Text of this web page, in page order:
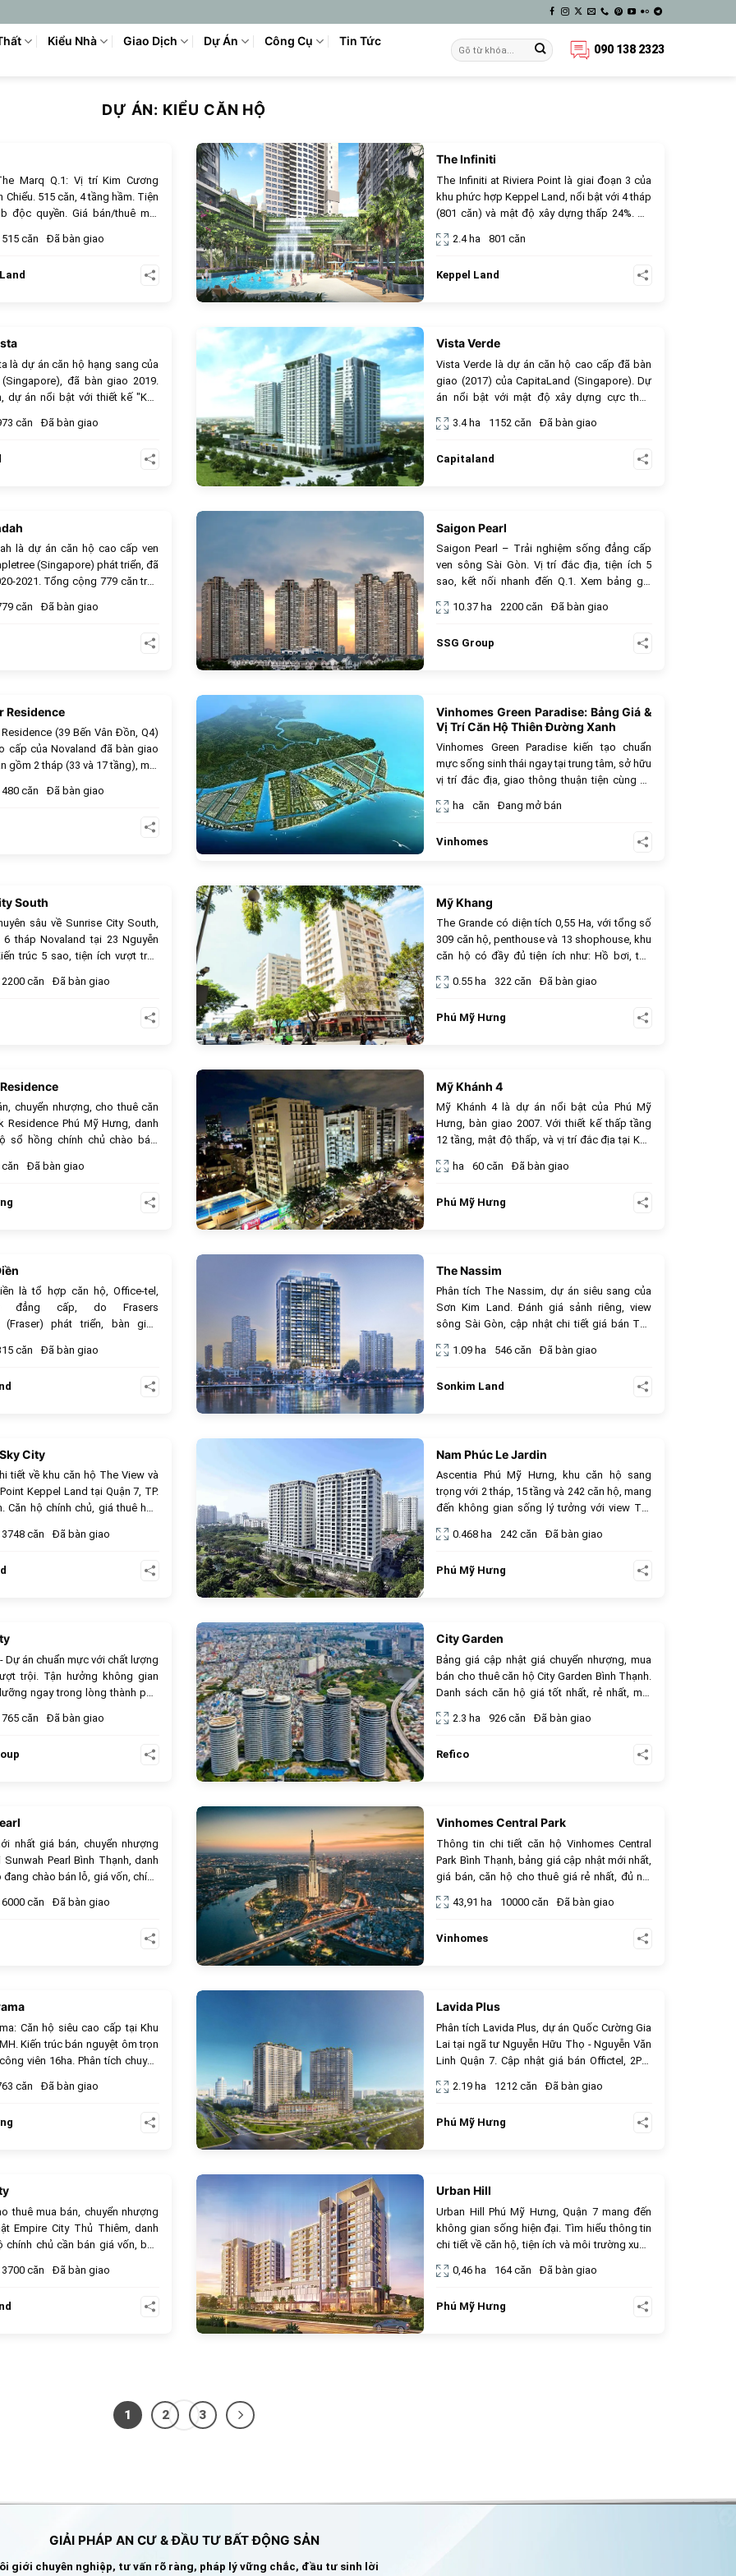
Kiểu Nhà Giao Dịch Dự Án Công Cụ Tin Tức
090 138 2323
DỰ ÁN: KIỂU CĂN HỘ
Marq Q.1: Vị trí Kim Cương
Chiểu. 515 căn, 4 tầng hầm. Tiện
độc quyền. Giá bán/thuê mới
515 căn Đã bàn giao
The Infiniti
The Infiniti at Riviera Point là giai đoạn 3 của
khu phức hợp Keppel Land, nổi bật với 4 tháp
(801 căn) và mật độ xây dựng thấp 24%. Dự
thống 40+ tiện ích resort độc đáo như hồ bơi
quốc tế, The Infiniti là lựa chọn hàng đầu cho
2.4 ha 801 căn
Keppel Land
là dự án căn hộ hạng sang của
(Singapore), đã bàn giao 2019.
dự án nổi bật với thiết kế "Khu
Hồ bơi Nước Mặn và Rạp chiếu
tiện đến Thủ Thiêm và Quận 1.
căn Đã bàn giao
Vista Verde
Vista Verde là dự án căn hộ cao cấp đã bàn
giao (2017) của CapitaLand (Singapore). Dự
án nổi bật với mật độ xây dựng cực thấp
Gym 360 độ và khu thương mại Faifo Lane. Vị
chóng đến cầu Thủ Thiêm và khu đô thị Thủ
3.4 ha 1152 căn Đã bàn giao
Capitaland
là dự án căn hộ cao cấp ven
(Singapore) phát triển, đã
2021. Tổng cộng 779 căn trên
tiện ích tại tầng 3, bao gồm
Lợi liền kề khu hành chính, kết
căn Đã bàn giao
Saigon Pearl
Saigon Pearl – Trải nghiệm sống đẳng cấp
ven sông Sài Gòn. Vị trí đắc địa, tiện ích 5
sao, kết nối nhanh đến Q.1. Xem bảng giá
10.37 ha 2200 căn Đã bàn giao
SSG Group
Residence
(39 Bến Vân Đồn, Q4)
cấp của Novaland đã bàn giao
gồm 2 tháp (33 và 17 tầng), mật
từ Office-tel (30-45m²) đến căn
trực diện Quận 1 và kết nối
480 căn Đã bàn giao
224
Vinhomes Green Paradise: Bảng Giá &
Vị Trí Căn Hộ Thiên Đường Xanh
Vinhomes Green Paradise kiến tạo chuẩn
mực sống sinh thái ngay tại trung tâm, sở hữu
vị trí đắc địa, giao thông thuận tiện cùng hệ
bơi, gym, trường học, bệnh viện, TTTM). Dự
ha căn Đang mở bán
Vinhomes
South
sâu về Sunrise City South,
6 tháp Novaland tại 23 Nguyễn
trúc 5 sao, tiện ích vượt trội,
2200 căn Đã bàn giao
Mỹ Khang
The Grande có diện tích 0,55 Ha, với tổng số
309 căn hộ, penthouse và 13 shophouse, khu
căn hộ có đầy đủ tiện ích như: Hồ bơi, thư
BBQ, khu vui chơi cho trẻ em, phòng chơi
shophouse, cửa sổ bộ, tầng hầm để xe và
0.55 ha 322 căn Đã bàn giao
Phú Mỹ Hưng
chuyển nhượng, cho thuê căn
Residence Phú Mỹ Hưng, danh
sổ hồng chính chủ chào bán,
căn Đã bàn giao
Mỹ Khánh 4
Mỹ Khánh 4 là dự án nổi bật của Phú Mỹ
Hưng, bàn giao 2007. Với thiết kế thấp tầng
12 tầng, mật độ thấp, và vị trí đắc địa tại Khu
Đức Cảnh), dự án mang lại không gian sống
hưởng trọn tiện ích ngoại khu Phú Mỹ Hưng.
ha 60 căn Đã bàn giao
Phú Mỹ Hưng
là tổ hợp căn hộ, Office-tel,
đẳng cấp, do Frasers
(Fraser) phát triển, bàn giao
(THE GYMNASIUM, Hồ bơi vô
giá bán, giá thuê mới nhất
căn Đã bàn giao
The Nassim
Phân tích The Nassim, dự án siêu sang của
Sơn Kim Land. Đánh giá sảnh riêng, view
sông Sài Gòn, cập nhật chi tiết giá bán The
1.09 ha 546 căn Đã bàn giao
Sonkim Land
City
tiết về khu căn hộ The View và
Keppel Land tại Quận 7, TP.
Căn hộ chính chủ, giá thuê hấp
3748 căn Đã bàn giao
Nam Phúc Le Jardin
Ascentia Phú Mỹ Hưng, khu căn hộ sang
trọng với 2 tháp, 15 tầng và 242 căn hộ, mang
đến không gian sống lý tưởng với view Tây
0.468 ha 242 căn Đã bàn giao
Phú Mỹ Hưng
Dự án chuẩn mực với chất lượng
trội. Tận hưởng không gian
ngay trong lòng thành phố
chơi trẻ em. Thiết kế căn hộ
bạch, sổ hồng sở hữu lâu dài.
765 căn Đã bàn giao
City Garden
Bảng giá cập nhật giá chuyển nhượng, mua
bán cho thuê căn hộ City Garden Bình Thạnh.
Danh sách căn hộ giá tốt nhất, rẻ nhất, mới
2.3 ha 926 căn Đã bàn giao
Refico
nhất giá bán, chuyển nhượng
Pearl Bình Thạnh, danh
chào bán lỗ, giá vốn, chính
6000 căn Đã bàn giao
Vinhomes Central Park
Thông tin chi tiết căn hộ Vinhomes Central
Park Bình Thạnh, bảng giá cập nhật mới nhất,
giá bán, căn hộ cho thuê giá rẻ nhất, đủ nội
43,91 ha 10000 căn Đã bàn giao
Vinhomes
Căn hộ siêu cao cấp tại Khu
Kiến trúc bán nguyệt ôm trọn
viên 16ha. Phân tích chuyên
căn Đã bàn giao
Lavida Plus
Phân tích Lavida Plus, dự án Quốc Cường Gia
Lai tại ngã tư Nguyễn Hữu Thọ - Nguyễn Văn
Linh Quận 7. Cập nhật giá bán Offictel, 2PN,
2.19 ha 1212 căn Đã bàn giao
Phú Mỹ Hưng
thuê mua bán, chuyển nhượng
Empire City Thủ Thiêm, danh
chính chủ cần bán giá vốn, bán
3700 căn Đã bàn giao
Urban Hill
Urban Hill Phú Mỹ Hưng, Quận 7 mang đến
không gian sống hiện đại. Tìm hiểu thông tin
chi tiết về căn hộ, tiện ích và môi trường xung
0,46 ha 164 căn Đã bàn giao
Phú Mỹ Hưng
1 2 3
GIẢI PHÁP AN CƯ & ĐẦU TƯ BẤT ĐỘNG SẢN
giới chuyên nghiệp, tư vấn rõ ràng, pháp lý vững chắc, đầu tư sinh lời